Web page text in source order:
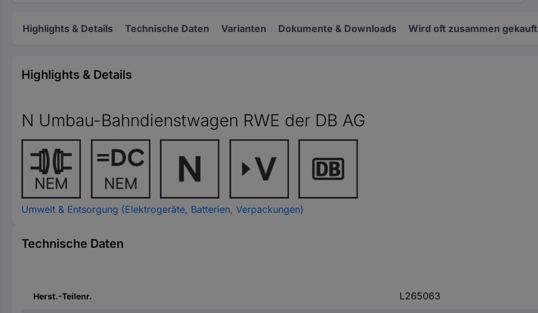
Highlights & Details Technische Daten Varianten Dokumente & Downloads Wird oft zusammen gekauft
Highlights & Details
N Umbau-Bahndienstwagen RWE der DB AG
Umwelt & Entsorgung (Elektrogeräte, Batterien, Verpackungen)
Technische Daten
Herst.-Teilenr. L265063